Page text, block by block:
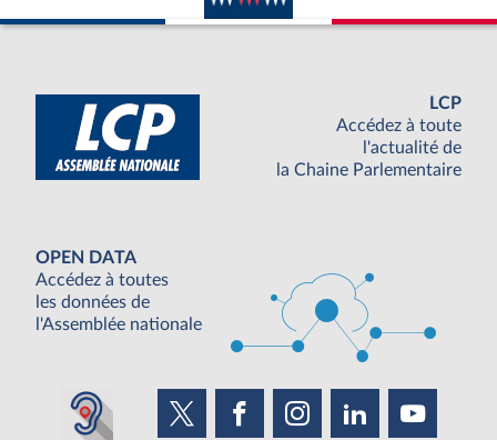
LCP
Accédez à toute
l'actualité de
la Chaine Parlementaire
OPEN DATA
Accédez à toutes
les données de
l'Assemblée nationale